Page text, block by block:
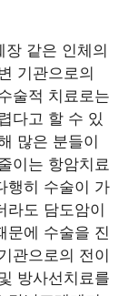
같은 인체의
기관으로의
술적 치료로는
다고 할 수 있
많은 분들이
이는 항암치료
행히 수술이 가
라도 담도암이
문에 수술을 진
관으로의 전이
방사선치료를